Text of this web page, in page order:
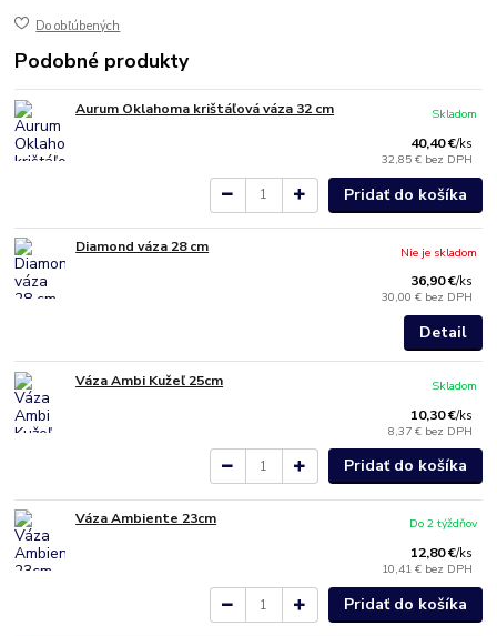
Do obľúbených
Podobné produkty
Aurum Oklahoma krištáľová váza 32 cm
40,40 €/ks
32,85 € bez DPH
Skladom
Pridať do košíka
Diamond váza 28 cm
36,90 €/ks
30,00 € bez DPH
Nie je skladom
Detail
Váza Ambi Kužeľ 25cm
10,30 €/ks
8,37 € bez DPH
Skladom
Pridať do košíka
Váza Ambiente 23cm
12,80 €/ks
10,41 € bez DPH
Do 2 týždňov
Pridať do košíka